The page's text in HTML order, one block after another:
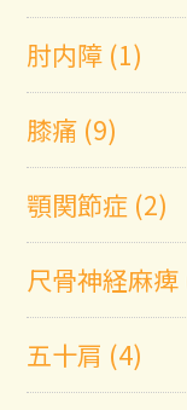
肘内障 (1)
膝痛 (9)
顎関節症 (2)
尺骨神経麻痺
五十肩 (4)